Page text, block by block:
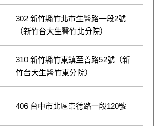
302 新竹縣竹北市生醫路一段2號
（新竹台大生醫竹北分院）
310 新竹縣竹東鎮至善路52號（新
竹台大生醫竹東分院）
406 台中市北區崇德路一段120號